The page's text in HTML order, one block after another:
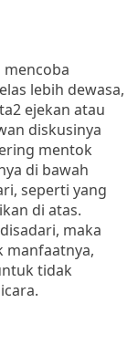
lebih dewasa,
ejekan atau
diskusinya
mentok
di bawah
seperti yang
di atas.
maka
manfaatnya,
tidak